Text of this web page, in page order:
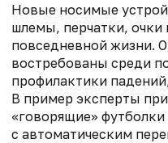
Новые носимые
шлемы, перчатки,
повседневной жизни.
востребованы среди
профилактики
В пример эксперты
«говорящие»
с автоматическим